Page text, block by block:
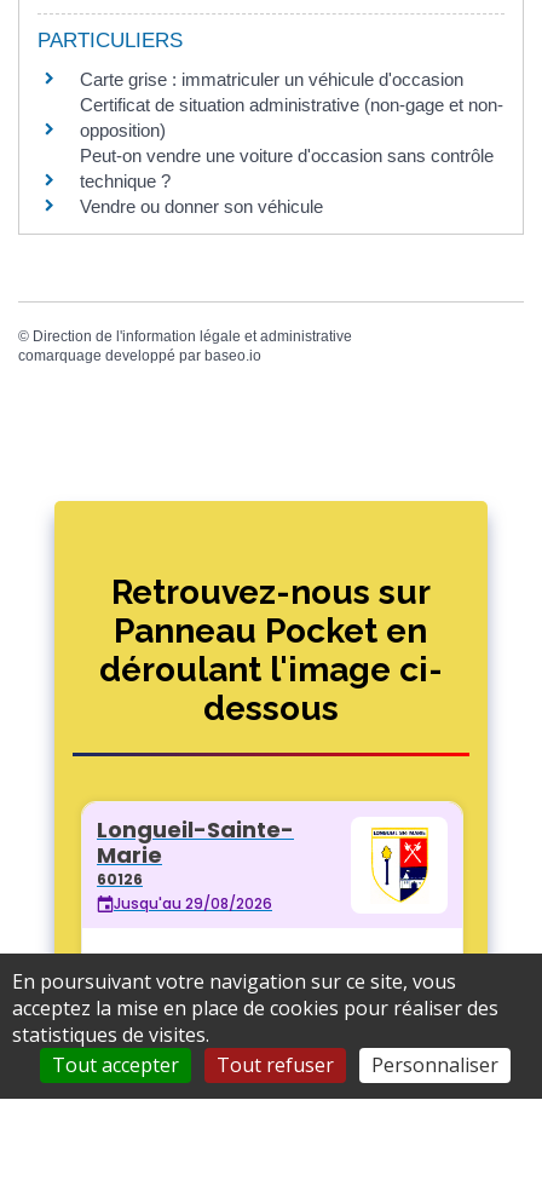
PARTICULIERS
Carte grise : immatriculer un véhicule d'occasion
Certificat de situation administrative (non-gage et non-
opposition)
Peut-on vendre une voiture d'occasion sans contrôle
technique ?
Vendre ou donner son véhicule
© Direction de l'information légale et administrative
comarquage developpé par baseo.io
Retrouvez-nous sur
Panneau Pocket en
déroulant l'image ci-
dessous
En poursuivant votre navigation sur ce site, vous
acceptez la mise en place de cookies pour réaliser des
statistiques de visites.
Tout accepter
Tout refuser Personnaliser